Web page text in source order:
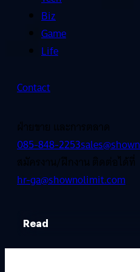
Biz
Game
Life
Contact
ฝ่ายขาย และการตลาด
085-848-2253
สมัครงาน/ฝึกงาน ติดต่อได้ที่
hr-ga@shownolimit.com
Read